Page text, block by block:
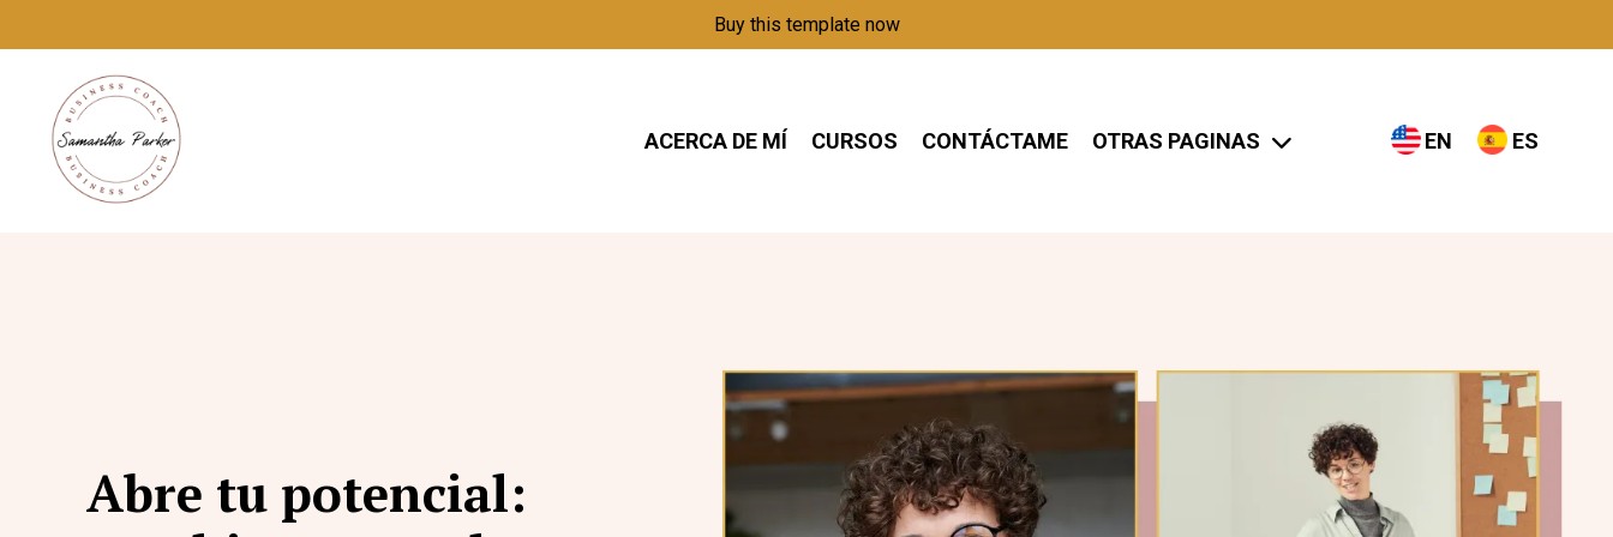
Buy this template now
ACERCA DE MÍ CURSOS CONTÁCTAME OTRAS PAGINAS EN ES
Abre tu potencial: